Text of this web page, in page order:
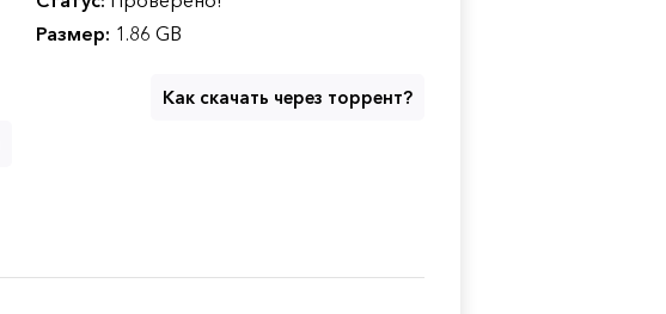
Размер: 1.86 GB
Как скачать через торрент?